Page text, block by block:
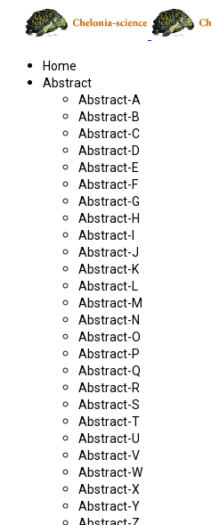
Home
Abstract
Abstract-A
Abstract-B
Abstract-C
Abstract-D
Abstract-E
Abstract-F
Abstract-G
Abstract-H
Abstract-I
Abstract-J
Abstract-K
Abstract-L
Abstract-M
Abstract-N
Abstract-O
Abstract-P
Abstract-Q
Abstract-R
Abstract-S
Abstract-T
Abstract-U
Abstract-V
Abstract-W
Abstract-X
Abstract-Y